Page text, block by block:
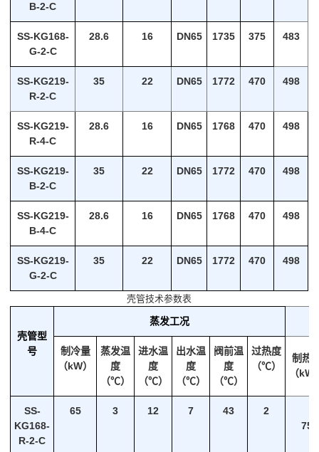
B-2-C
SS-KG168-
G-2-C
28.6 16 DN65 1735 375 483
SS-KG219-
R-2-C
35 22 DN65 1772 470 498
SS-KG219-
R-4-C
28.6 16 DN65 1768 470 498
SS-KG219-
B-2-C
35 22 DN65 1772 470 498
SS-KG219-
B-4-C
28.6 16 DN65 1768 470 498
SS-KG219-
G-2-C
35 22 DN65 1772 470 498
壳管技术参数表
壳管型
号
蒸发工况
制冷量
（kW）
蒸发温
度
（℃）
进水温
度
（℃）
出水温
度
（℃）
阀前温
度
（℃）
过热度
（℃）
制热
（kW
SS-
KG168-
R-2-C
65 3 12 7 43
2
75